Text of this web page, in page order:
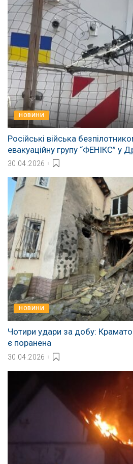
НОВИНИ
Російські війська
евакуаційну групу “ФЕНІКС” у
30.04.2026
НОВИНИ
Чотири удари за добу:
є поранена
30.04.2026